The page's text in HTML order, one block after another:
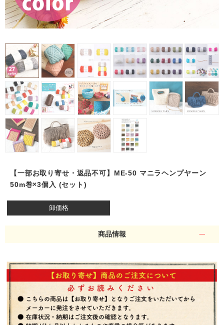
【一部お取り寄せ・返品不可】ME-50 マニラヘンプヤーン
50m巻×3個入 (セット)
卸価格
商品情報